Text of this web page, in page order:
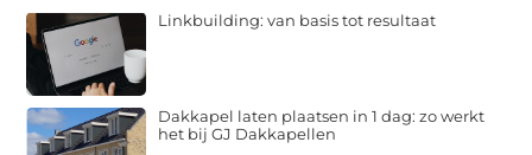
Linkbuilding: van basis tot resultaat
Dakkapel laten plaatsen in 1 dag: zo werkt
het bij GJ Dakkapellen